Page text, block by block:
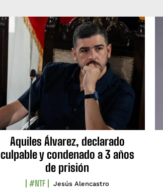
Aquiles Álvarez, declarado
culpable y condenado a 3 años
de prisión
#NTF Jesús Alencastro